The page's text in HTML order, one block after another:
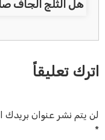
هل الثلج الجاف
اترك تعليقاً
لن يتم نشر عنوان بريدك
*